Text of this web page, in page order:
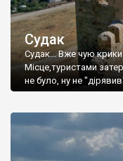
Судак
Судак... Вже чую
Місце,туристами
не було, ну не